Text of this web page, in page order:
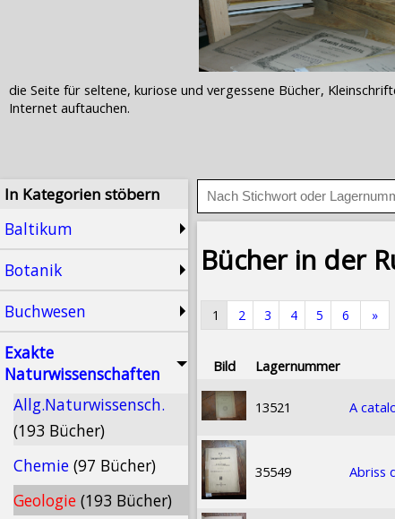
die Seite für seltene, kuriose und vergessene Bücher,
Internet auftauchen.
In Kategorien stöbern
Baltikum
Botanik
Buchwesen
Exakte
Naturwissenschaften
Allg.Naturwissensch.
(193 Bücher)
Chemie (97 Bücher)
Geologie (193 Bücher)
Bücher in der
1 2 3 4 5 6 »
Bild Lagernummer
13521 A
35549 Abriss